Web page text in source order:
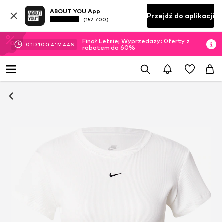
ABOUT YOU App
(152 700) Przejdź do aplikacji
01D10 G 41M 44 S
Finał Letniej Wyprzedaży: Oferty z
rabatem do 60%